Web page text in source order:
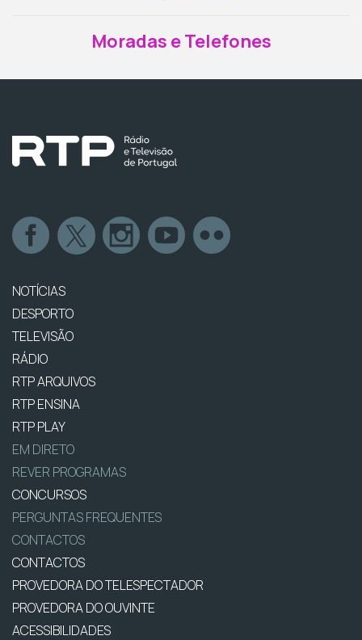
Moradas e Telefones
NOTÍCIAS
DESPORTO
TELEVISÃO
RÁDIO
RTP ARQUIVOS
RTP ENSINA
RTP PLAY
EM DIRETO
REVER PROGRAMAS
CONCURSOS
PERGUNTAS FREQUENTES
CONTACTOS
CONTACTOS
PROVEDORA DO TELESPECTADOR
PROVEDORA DO OUVINTE
ACESSIBILIDADES